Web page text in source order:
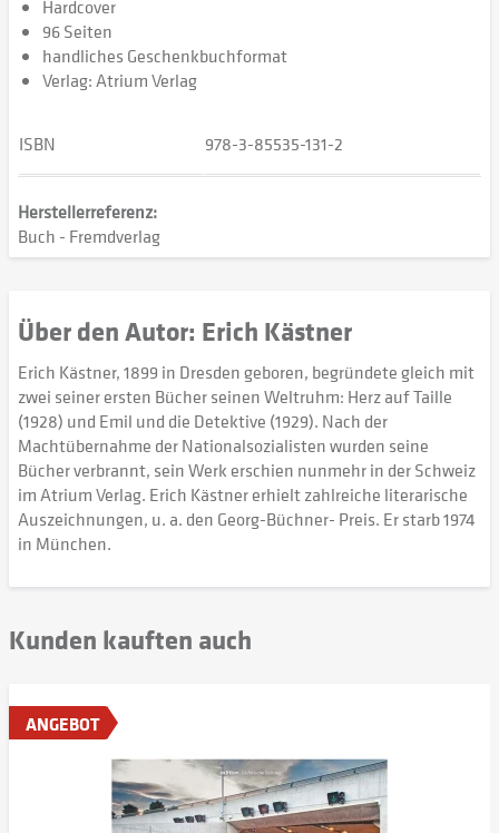
Hardcover
96 Seiten
handliches Geschenkbuchformat
Verlag: Atrium Verlag
ISBN 978-3-85535-131-2
Herstellerreferenz:
Buch - Fremdverlag
Über den Autor: Erich Kästner
Erich Kästner, 1899 in Dresden geboren, begründete gleich mit
zwei seiner ersten Bücher seinen Weltruhm: Herz auf Taille
(1928) und Emil und die Detektive (1929). Nach der
Machtübernahme der Nationalsozialisten wurden seine
Bücher verbrannt, sein Werk erschien nunmehr in der Schweiz
im Atrium Verlag. Erich Kästner erhielt zahlreiche literarische
Auszeichnungen, u. a. den Georg-Büchner- Preis. Er starb 1974
in München.
Kunden kauften auch
ANGEBOT